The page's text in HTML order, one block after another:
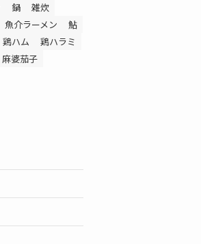
鍋
雑炊
魚介ラーメン
鮎
鶏ハム
鶏ハラミ
麻婆茄子